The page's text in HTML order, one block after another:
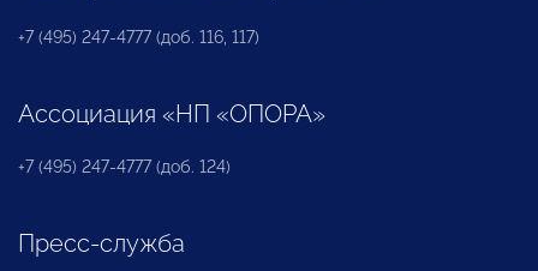
+7 (495) 247-4777 (доб. 116, 117)
Ассоциация «НП «ОПОРА»
+7 (495) 247-4777 (доб. 124)
Пресс-служба